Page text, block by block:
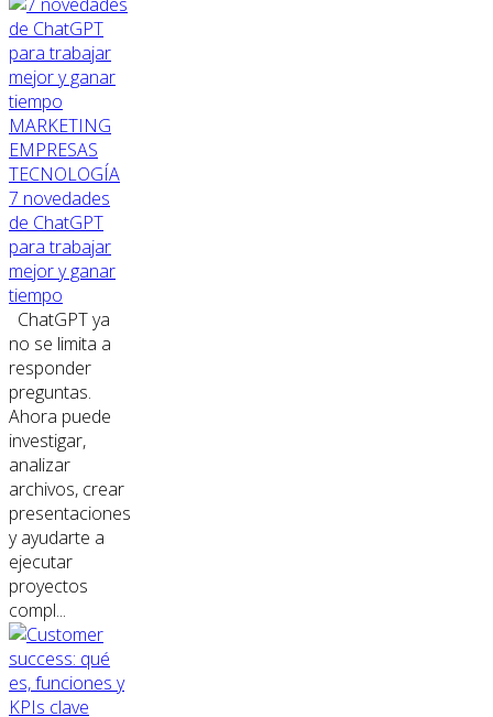
MARKETING
EMPRESAS
TECNOLOGÍA
7 novedades
de ChatGPT
para trabajar
mejor y ganar
tiempo
ChatGPT ya
no se limita a
responder
preguntas.
Ahora puede
investigar,
analizar
archivos, crear
presentaciones
y ayudarte a
ejecutar
proyectos
compl...